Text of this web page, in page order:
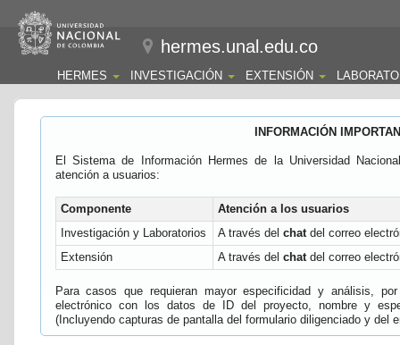
hermes.unal.edu.co
HERMES INVESTIGACIÓN EXTENSIÓN
INFORMACIÓN
El Sistema de Información Hermes de la Universidad
atención a usuarios:
Componente
Atención a los usuarios
Investigación y Laboratorios
A través del chatdel correo
Extensión
A través del chatdel correo
Para casos que requieran mayor especificidad y análisis,
electrónico con los datos de ID del proyecto, nombre y
(Incluyendo capturas de pantalla del formulario diligenciado y del